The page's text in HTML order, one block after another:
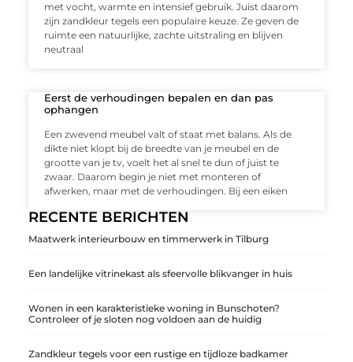
RECENTE BERICHTEN
Maatwerk interieurbouw en timmerwerk in Tilburg
Een landelijke vitrinekast als sfeervolle blikvanger in huis
Wonen in een karakteristieke woning in Bunschoten?
Controleer of je sloten nog voldoen aan de huidig
Zandkleur tegels voor een rustige en tijdloze badkamer
met vocht, warmte en intensief gebruik. Juist daarom
zijn zandkleur tegels een populaire keuze. Ze geven de
ruimte een natuurlijke, zachte uitstraling en blijven
neutraal
Eerst de verhoudingen bepalen en dan pas
ophangen
Een zwevend meubel valt of staat met balans. Als de
dikte niet klopt bij de breedte van je meubel en de
grootte van je tv, voelt het al snel te dun of juist te
zwaar. Daarom begin je niet met monteren of
afwerken, maar met de verhoudingen. Bij een eiken